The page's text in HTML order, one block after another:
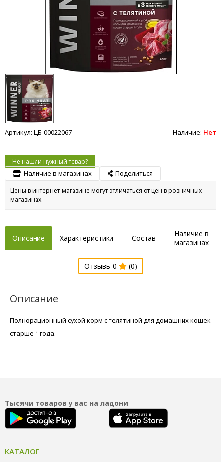
Артикул: ЦБ-00022067 Наличие: Нет
Не нашли нужный товар?
Наличие в магазинах Поделиться
Цены в интернет-магазине могут отличаться от цен в розничных
магазинах.
Описание Характеристики Состав
Наличие в
магазинах
Отзывы 0 (0)
Описание
Полнорационный сухой корм с телятиной для домашних кошек
старше 1 года.
Тысячи товаров у вас на ладони
КАТАЛОГ